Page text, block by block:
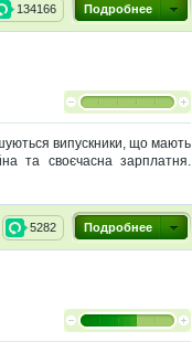
Подробнее
134166
випускники, що мають
та своєчасна зарплатня.
Подробнее
5282